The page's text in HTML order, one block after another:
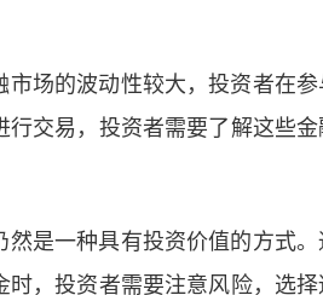
场的波动性较大，投资者在
交易，投资者需要了解这些
是一种具有投资价值的方式
，投资者需要注意风险，选